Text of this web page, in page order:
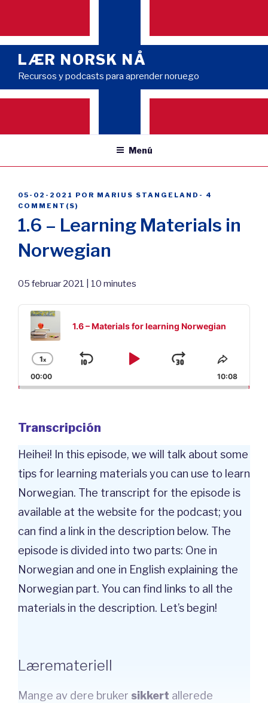
contenido
LÆR NORSK NÅ
Recursos y podcasts para aprender noruego
Menú
PUBLICADO
EL
05-02-2021 POR MARIUS STANGELAND - 4
COMMENT(S)
1.6 – Learning Materials in
Norwegian
05 februar 2021 | 10 minutes
Audio
Player
1.6 – Materials for learning Norwegian
Cambiar
la
velocidad
1x
Saltar
hacia
Reproducir
/
Avanzar
este
00:00 10:08
Transcripción
Heihei! In this episode, we will talk about some
tips for learning materials you can use to learn
Norwegian. The transcript for the episode is
available at the website for the podcast; you
can find a link in the description below. The
episode is divided into two parts: One in
Norwegian and one in English explaining the
Norwegian part. You can find links to all the
materials in the description. Let’s begin!
Læremateriell
Mange av dere bruker sikkert allerede